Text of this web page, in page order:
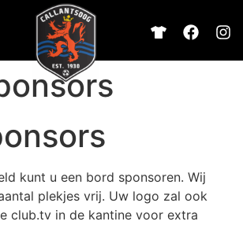
kunt u een bord sponsoren. Wij
plekjes vrij. Uw logo zal ook
club.tv in de kantine voor extra